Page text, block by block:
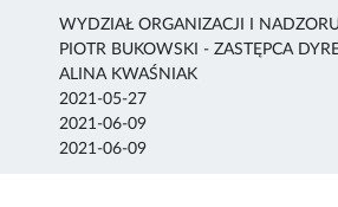
WYDZIAŁ ORGANIZACJI I
PIOTR BUKOWSKI - ZASTĘPCA
ALINA KWAŚNIAK
2021-05-27
2021-06-09
2021-06-09